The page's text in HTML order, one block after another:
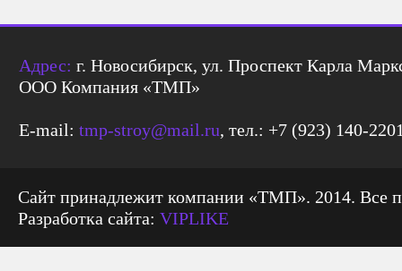
Адрес: г. Новосибирск, ул. Проспект Карла
ООО Компания «ТМП»
E-mail: tmp-stroy@mail.ru, тел.: +7 (923) 140-
Сайт принадлежит компании «ТМП». 2014. Все
Разработка сайта: VIPLIKE